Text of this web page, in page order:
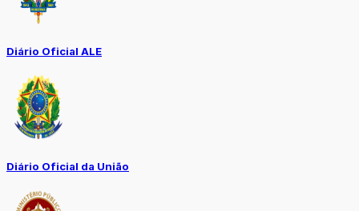
Diário Oficial ALE
Diário Oficial da União